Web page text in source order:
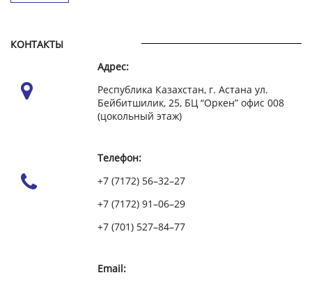
КОНТАКТЫ
Адрес:
Республика Казахстан, г. Астана ул.
Бейбитшилик, 25, БЦ “Оркен” офис 008
(цокольный этаж)
Телефон:
+7 (7172) 56–32–27
+7 (7172) 91–06–29
+7 (701) 527–84–77
Email: